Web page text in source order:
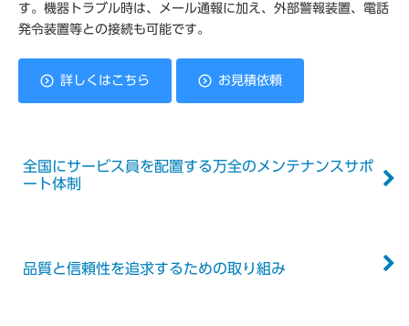
す。機器トラブル時は、メール通報に加え、外部警報装置、電話
発令装置等との接続も可能です。
詳しくはこちら お見積依頼
全国にサービス員を配置する万全のメンテナンスサポ
ート体制
品質と信頼性を追求するための取り組み